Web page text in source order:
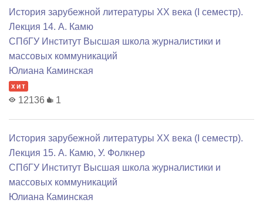
История зарубежной литературы XX века (I семестр).
Лекция 14. А. Камю
СПбГУ Институт Высшая школа журналистики и
массовых коммуникаций
Юлиана Каминская
хит
12136 1
История зарубежной литературы XX века (I семестр).
Лекция 15. А. Камю, У. Фолкнер
СПбГУ Институт Высшая школа журналистики и
массовых коммуникаций
Юлиана Каминская